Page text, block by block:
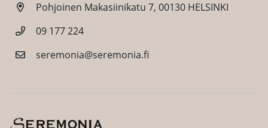
Pohjoinen Makasiinikatu 7, 00130 HELSINKI
09 177 224
seremonia@seremonia.fi